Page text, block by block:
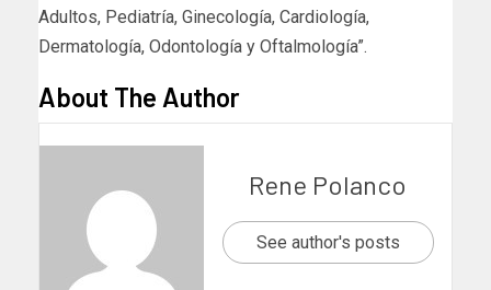
Adultos, Pediatría, Ginecología, Cardiología,
Dermatología, Odontología y Oftalmología”.
About The Author
Rene Polanco
See author's posts